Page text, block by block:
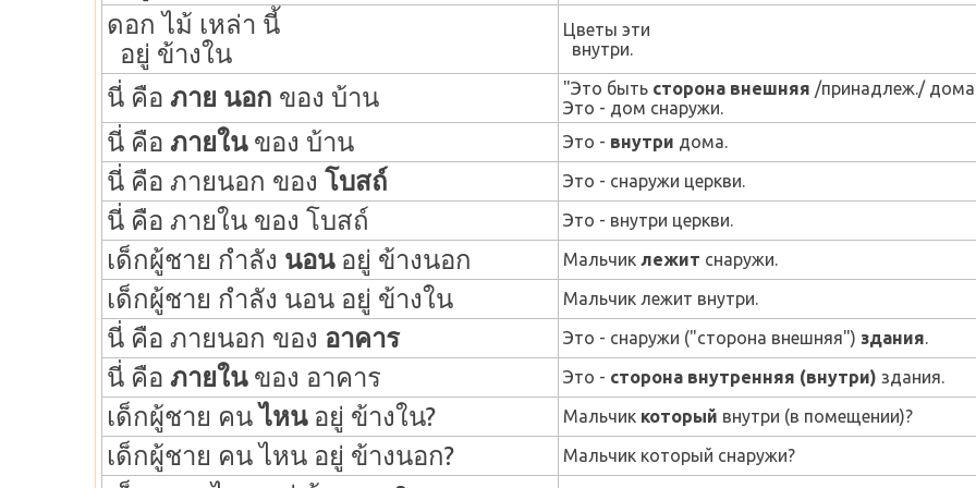
ดอก ไม้ เหล่า นี้
อยู่ ข้างใน
Цветы эти
внутри.
นี่ คือ ภาย นอก ของ บ้าน "Это быть сторона внешняя /принадлеж./
Это - дом снаружи.
นี่ คือ ภายใน ของ บ้าน Это - внутри дома.
นี่ คือ ภายนอก ของ โบสถ์ Это - снаружи церкви.
นี่ คือ ภายใน ของ โบสถ์ Это - внутри церкви.
เด็กผู้ชาย กำลัง นอน อยู่ ข้างนอก Мальчик лежит снаружи.
เด็กผู้ชาย กำลัง นอน อยู่ ข้างใน Мальчик лежит внутри.
นี่ คือ ภายนอก ของ อาคาร Это - снаружи ("сторона внешняя") здания.
นี่ คือ ภายใน ของ อาคาร Это - сторона внутренняя (внутри) здания.
เด็กผู้ชาย คนไหน อยู่ ข้างใน? Мальчик который внутри (в помещении)?
เด็กผู้ชาย คน ไหน อยู่ ข้างนอก? Мальчик который снаружи?